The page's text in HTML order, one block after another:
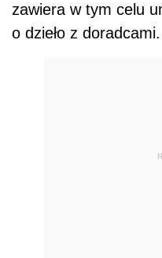
zawiera w tym celu
o dzieło z doradcami.